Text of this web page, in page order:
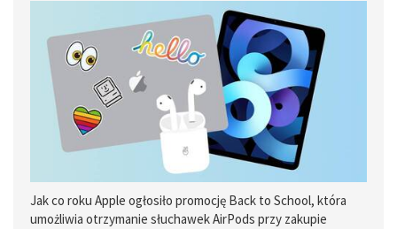
Jak co roku Apple ogłosiło promocję Back to School, która
umożliwia otrzymanie słuchawek AirPods przy zakupie